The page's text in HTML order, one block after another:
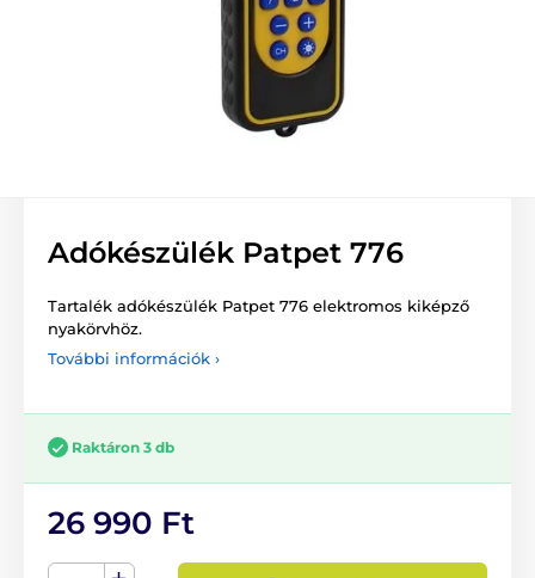
Adókészülék Patpet 776
Tartalék adókészülék Patpet 776 elektromos kiképző
nyakörvhöz.
További információk ›
Raktáron 3 db
26 990 Ft